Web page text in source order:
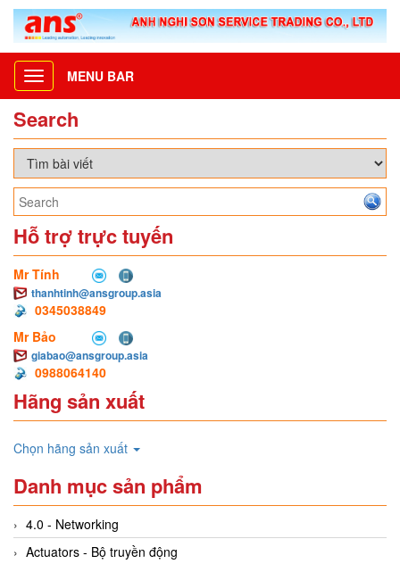
Toggle
navigation
MENU BAR
Search
Hỗ trợ trực tuyến
Mr Tính
thanhtinh@ansgroup.asia
0345038849
Mr Bảo
giabao@ansgroup.asia
0988064140
Hãng sản xuất
Chọn hãng sản xuất
Danh mục sản phẩm
4.0 - Networking
Actuators - Bộ truyền động